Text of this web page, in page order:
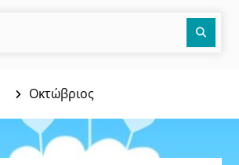
Οκτώβριος